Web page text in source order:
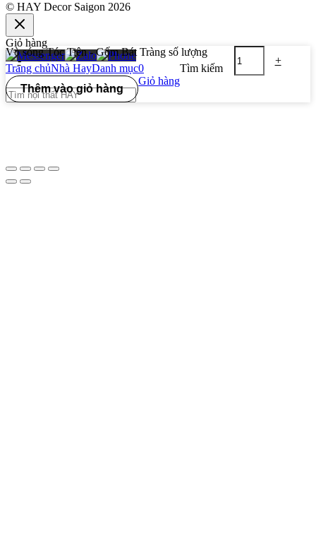
© HAY Decor Saigon 2026
Giỏ hàng
Trang chủNhà HayDanh mục0
Giỏ hàng
Tìm kiếm
-
Vò sóng Tóc Tiên - Gốm Bát Tràng số lượng
+
Thêm vào giỏ hàng